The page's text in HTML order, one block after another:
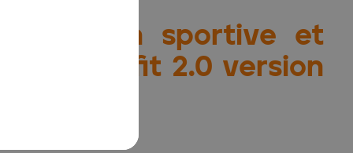
sportive et
Dynafit 2.0 version